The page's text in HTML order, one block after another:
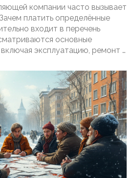
компании часто вызывает
платить определённые
входит в перечень
основные
эксплуатацию, ремонт и
переплат. Узнайте, за что вы
взаимодействовать с
эффективно.